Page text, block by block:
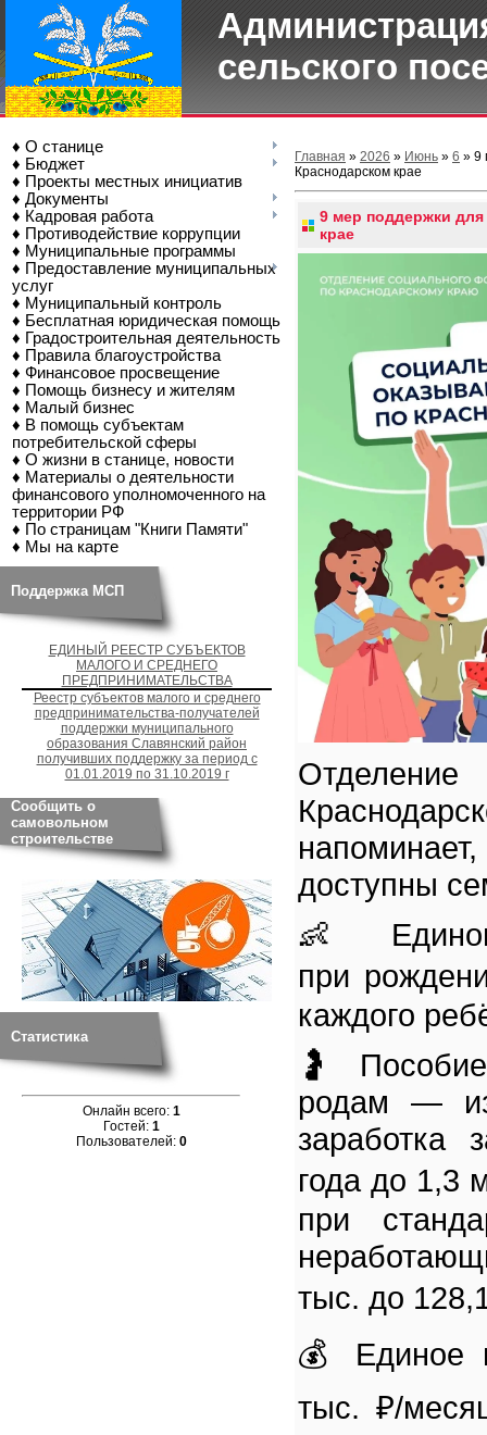
сельского
♦ О станице
♦ Бюджет
♦ Проекты местных инициатив
♦ Документы
♦ Кадровая работа
♦ Противодействие коррупции
♦ Муниципальные программы
♦ Предоставление муниципальных
услуг
♦ Муниципальный контроль
♦ Бесплатная юридическая помощь
♦ Градостроительная деятельность
♦ Правила благоустройства
♦ Финансовое просвещение
♦ Помощь бизнесу и жителям
♦ Малый бизнес
♦ В помощь субъектам
потребительской сферы
♦ О жизни в станице, новости
♦ Материалы о деятельности
финансового уполномоченного на
территории РФ
♦ По страницам "Книги Памяти"
♦ Мы на карте
Поддержка МСП
ЕДИНЫЙ РЕЕСТР СУБЪЕКТОВ
МАЛОГО И СРЕДНЕГО
ПРЕДПРИНИМАТЕЛЬСТВА
Реестр субъектов малого и среднего
предпринимательства-получателей
поддержки муниципального
образования Славянский район
получивших поддержку за период с
01.01.2019 по 31.10.2019 г
Сообщить о
самовольном
строительстве
Статистика
Онлайн всего: 1
Гостей: 1
Пользователей: 0
Главная » 2026 » Июнь » 6 » 9
Краснодарском крае
9 мер поддержки
крае
доступны
👶
при
каждого
🤰
родам — из
заработка
года до 1,3
при
тыс. до
💰 Единое
тыс. ₽/